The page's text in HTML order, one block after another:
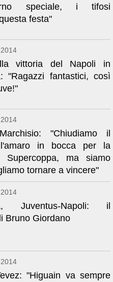
speciale, i tifosi
festa"
vittoria del Napoli in
"Ragazzi fantastici, così
"Chiudiamo il
in bocca per la
Supercoppa, ma siamo
tornare a vincere"
Juventus-Napoli: il
Bruno Giordano
"Higuain va sempre